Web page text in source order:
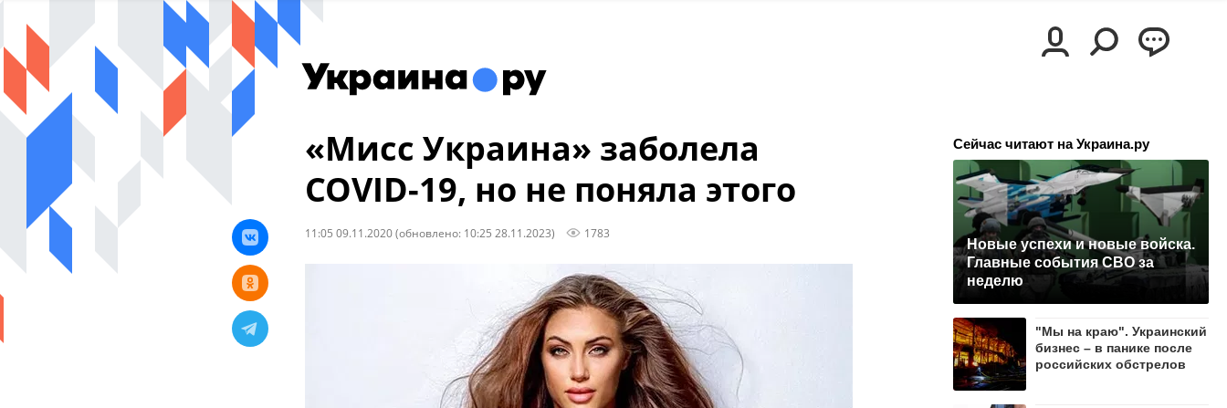
«Мисс Украина» заболела
COVID-19, но не поняла этого
11:05 09.11.2020(обновлено: 10:25 28.11.2023) 1783
Сейчас читают на Украина.ру
Новые успехи и новые войска.
Главные события СВО за
неделю
"Мы на краю". Украинский
бизнес – в панике после
российских обстрелов